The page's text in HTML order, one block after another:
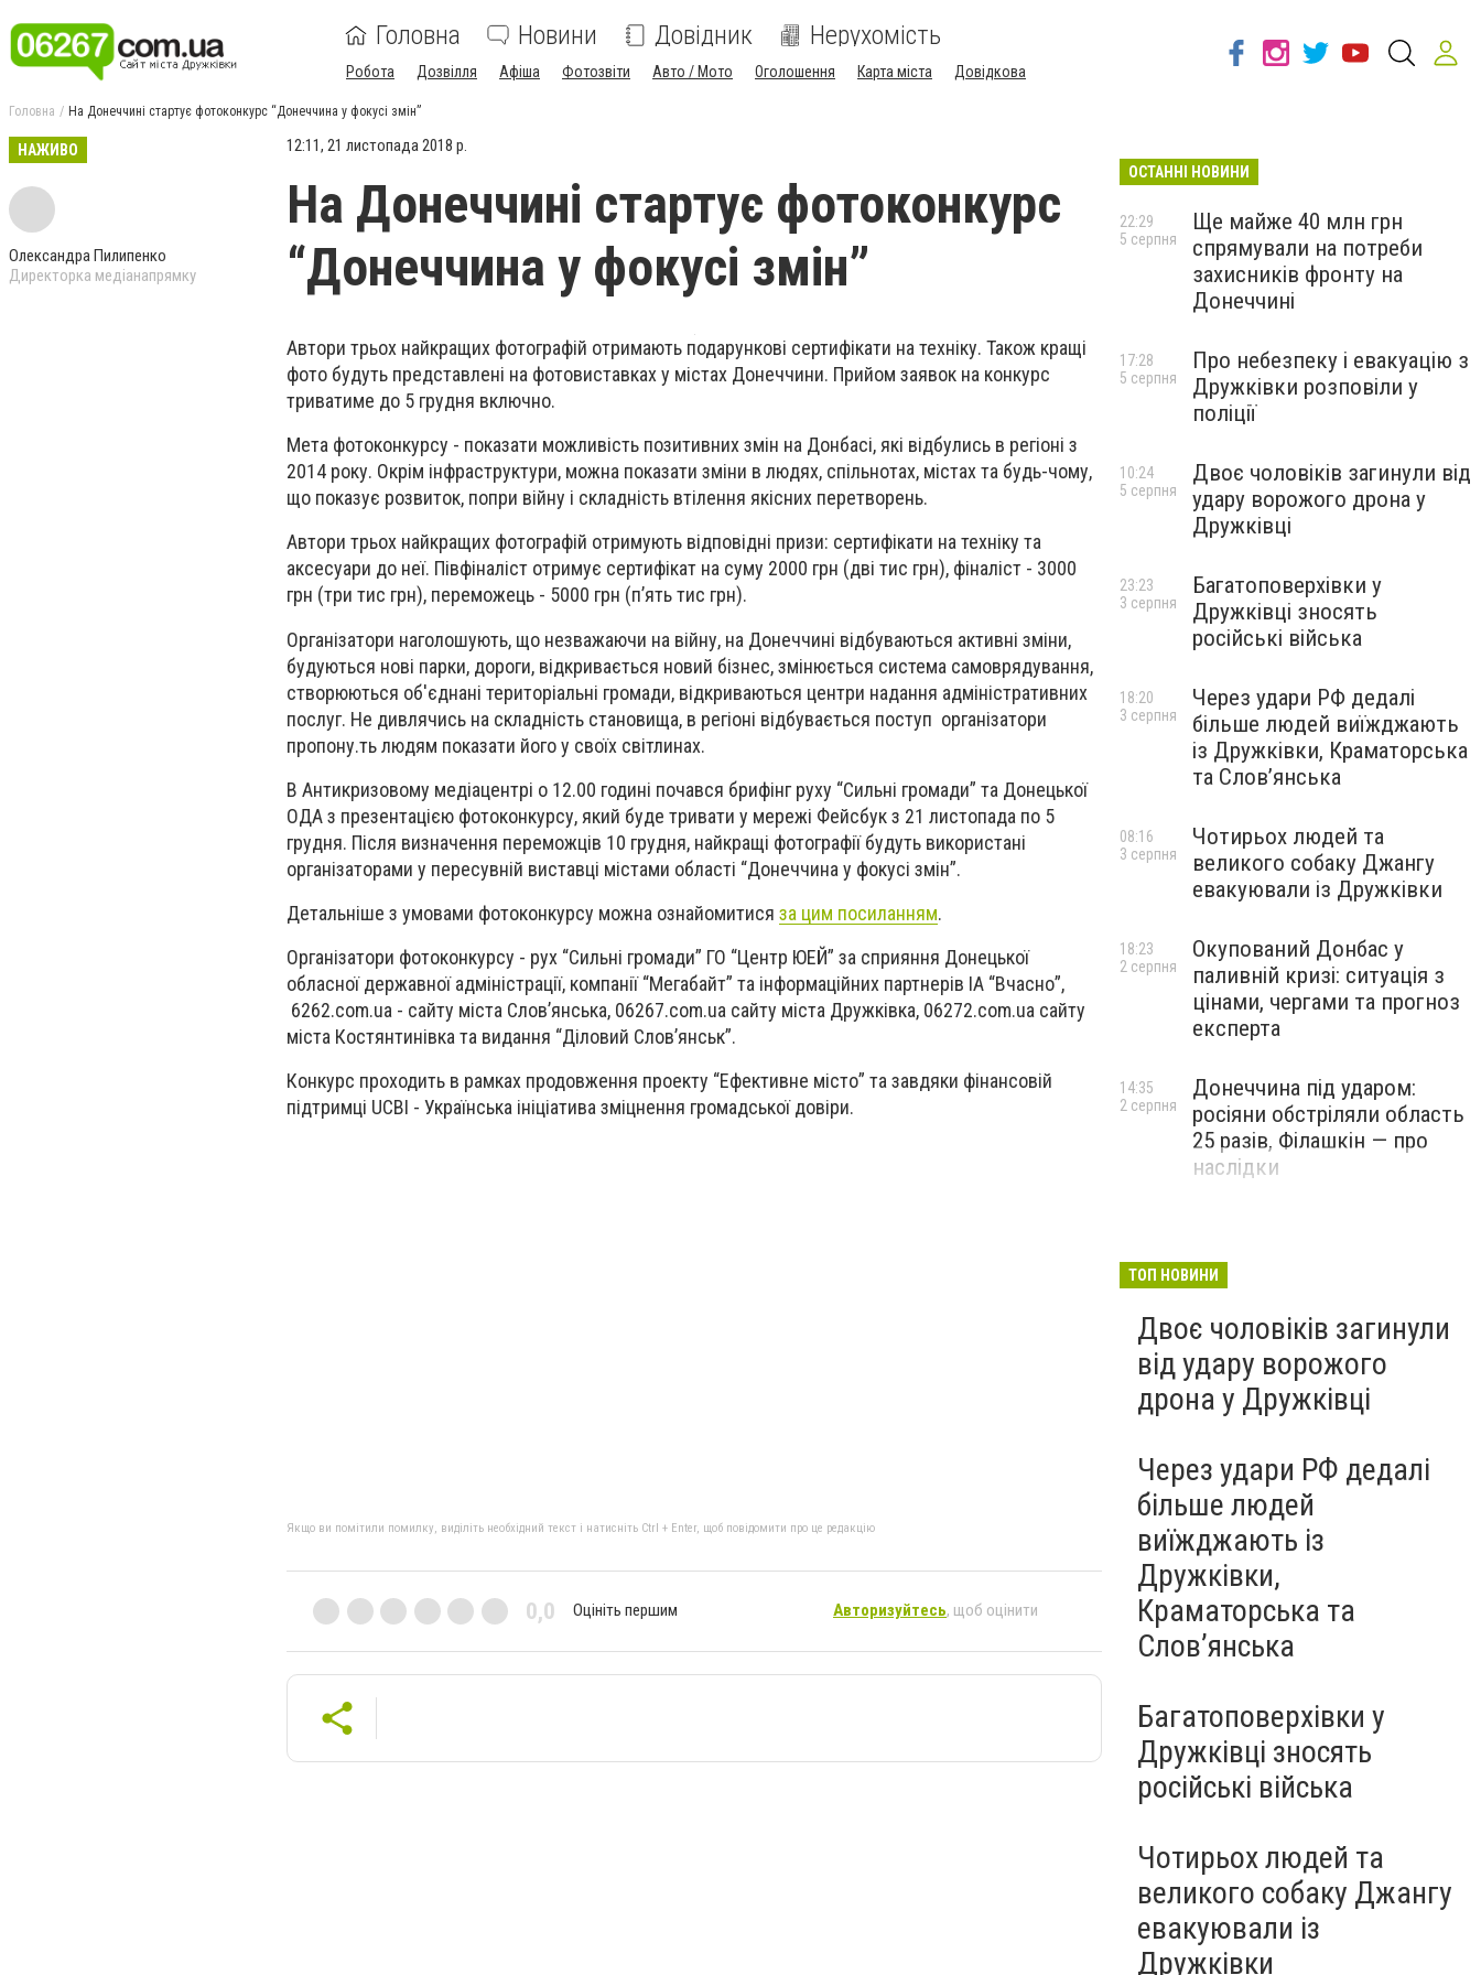
Головна Новини Довідник Нерухомість
Робота Дозвілля Афіша Фотозвіти Авто / Мото Оголошення Карта міста Довідкова
Головна На Донеччині стартує фотоконкурс “Донеччина у фокусі змін”
НАЖИВО
Олександра Пилипенко
Директорка медіанапрямку
12:11, 21 листопада 2018 р.
На Донеччині стартує фотоконкурс
“Донеччина у фокусі змін”
Автори трьох найкращих фотографій отримають подарункові сертифікати на техніку. Також кращі
фото будуть представлені на фотовиставках у містах Донеччини. Прийом заявок на конкурс
триватиме до 5 грудня включно.
Мета фотоконкурсу - показати можливість позитивних змін на Донбасі, які відбулись в регіоні з
2014 року. Окрім інфраструктури, можна показати зміни в людях, спільнотах, містах та будь-чому,
що показує розвиток, попри війну і складність втілення якісних перетворень.
Автори трьох найкращих фотографій отримують відповідні призи: сертифікати на техніку та
аксесуари до неї. Півфіналіст отримує сертифікат на суму 2000 грн (дві тис грн), фіналіст - 3000
грн (три тис грн), переможець - 5000 грн (п’ять тис грн).
Організатори наголошують, що незважаючи на війну, на Донеччині відбуваються активні зміни,
будуються нові парки, дороги, відкривається новий бізнес, змінюється система самоврядування,
створюються об'єднані територіальні громади, відкриваються центри надання адміністративних
послуг. Не дивлячись на складність становища, в регіоні відбувається поступ організатори
пропону.ть людям показати його у своїх світлинах.
В Антикризовому медіацентрі о 12.00 годині почався брифінг руху “Сильні громади” та Донецької
ОДА з презентацією фотоконкурсу, який буде тривати у мережі Фейсбук з 21 листопада по 5
грудня. Після визначення переможців 10 грудня, найкращі фотографії будуть використані
організаторами у пересувній виставці містами області “Донеччина у фокусі змін”.
Детальніше з умовами фотоконкурсу можна ознайомитися за цим посиланням.
Організатори фотоконкурсу - рух “Сильні громади” ГО “Центр ЮЕЙ” за сприяння Донецької
обласної державної адміністрації, компанії “Мегабайт” та інформаційних партнерів ІА “Вчасно”,
6262.com.ua - сайту міста Слов’янська, 06267.com.ua сайту міста Дружківка, 06272.com.ua сайту
міста Костянтинівка та видання “Діловий Слов’янськ”.
Конкурс проходить в рамках продовження проекту “Ефективне місто” та завдяки фінансовій
підтримці UCBI - Українська ініціатива зміцнення громадської довіри.
Якщо ви помітили помилку, виділіть необхідний текст і натисніть Ctrl + Enter, щоб повідомити про це редакцію
0,0 Оцініть першим Авторизуйтесь, щоб оцінити
ОСТАННІ НОВИНИ
Ще майже 40 млн грн
спрямували на потреби
захисників фронту на
Донеччині
22:29
5 серпня
Про небезпеку і евакуацію з
Дружківки розповіли у
поліції
17:28
5 серпня
Двоє чоловіків загинули від
удару ворожого дрона у
Дружківці
10:24
5 серпня
Багатоповерхівки у
Дружківці зносять
російські війська
23:23
3 серпня
Через удари РФ дедалі
більше людей виїжджають
із Дружківки, Краматорська
та Слов’янська
18:20
3 серпня
Чотирьох людей та
великого собаку Джангу
евакуювали із Дружківки
08:16
3 серпня
Окупований Донбас у
паливній кризі: ситуація з
цінами, чергами та прогноз
експерта
18:23
2 серпня
Донеччина під ударом:
росіяни обстріляли область
25 разів, Філашкін — про
наслідки
14:35
2 серпня
ТОП НОВИНИ
Двоє чоловіків загинули
від удару ворожого
дрона у Дружківці
Через удари РФ дедалі
більше людей
виїжджають із
Дружківки,
Краматорська та
Слов’янська
Багатоповерхівки у
Дружківці зносять
російські війська
Чотирьох людей та
великого собаку Джангу
евакуювали із
Дружківки